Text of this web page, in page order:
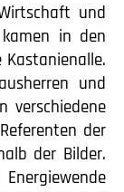
und
in den
und
verschiedene
der
der Bilder.